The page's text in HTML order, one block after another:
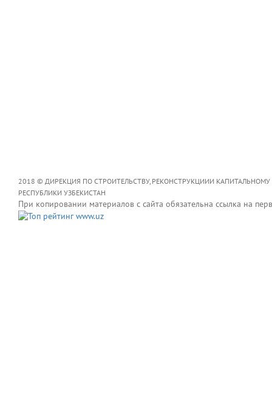
2018 © ДИРЕКЦИЯ ПО СТРОИТЕЛЬСТВУ, РЕКОНСТРУКЦИИИ
РЕСПУБЛИКИ УЗБЕКИСТАН
При копировании материалов с сайта обязательна ссылка на